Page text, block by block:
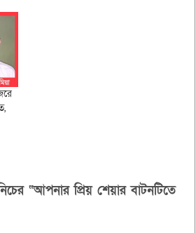
“আপনার প্রিয় শেয়ার বাটনটিতে